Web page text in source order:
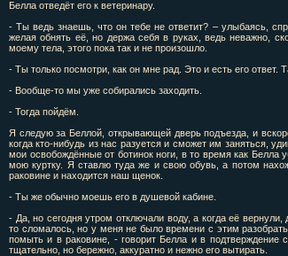
Белла отведёт его к ветеринару.
- Ты ведь знаешь, что он тебе не ответит? – улыбаясь,
желая обнять её, но держа себя в руках, ведь неважно,
моему тела, этого пока так и не произошло.
- Ты только посмотри, как он мне рад. Это и есть его
- Вообще-то мы уже собирались заходить.
- Тогда пойдём.
Я следую за Беллой, открывающей дверь подъезда, и
когда кто-нибудь из нас разуется и сможет им заняться,
мои освобождённые от ботинок ноги, в то время как Белла
мою куртку. Я ставлю туда же и свою обувь, а потом
раковине и находится наш щенок.
- Ты же обычно моешь его в душевой кабине.
- Да, но сегодня утром отключали воду, а когда её
то сломалось, но у меня не было времени с этим
помыть и в раковине, - говорит Белла и в подтверждение
тщательно, но бережно, аккуратно и нежно его вытирать.